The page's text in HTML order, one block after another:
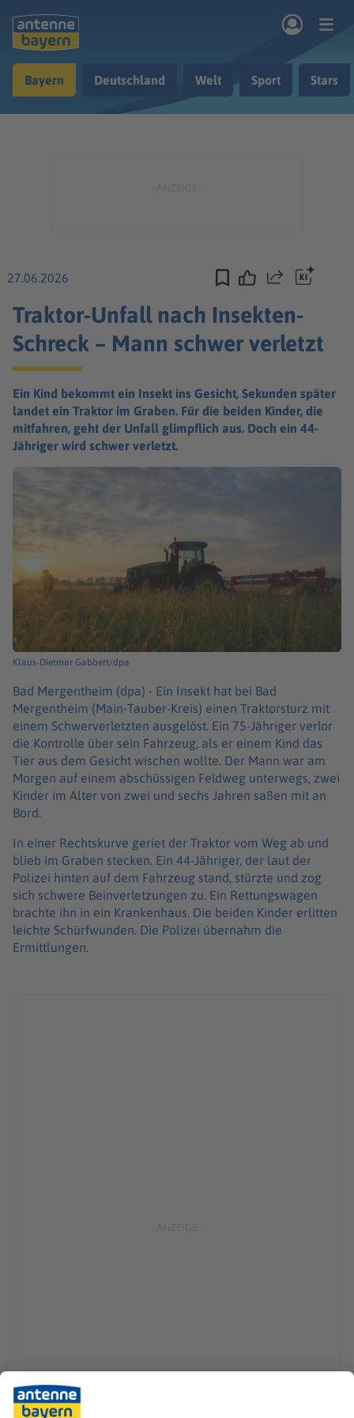
Musik & Radio
Bayern Deutschland Welt Sport Stars
27.06.2026 Teilen
Traktor-Unfall nach Insekten-
Schreck – Mann schwer verletzt
Ein Kind bekommt ein Insekt ins Gesicht, Sekunden später
landet ein Traktor im Graben. Für die beiden Kinder, die
mitfahren, geht der Unfall glimpflich aus. Doch ein 44-
Jähriger wird schwer verletzt.
Klaus-Dietmar Gabbert/dpa
Bad Mergentheim (dpa) - Ein Insekt hat bei Bad
Mergentheim (Main-Tauber-Kreis) einen Traktorsturz mit
einem Schwerverletzten ausgelöst. Ein 75-Jähriger verlor
die Kontrolle über sein Fahrzeug, als er einem Kind das
Tier aus dem Gesicht wischen wollte. Der Mann war am
Morgen auf einem abschüssigen Feldweg unterwegs, zwei
Kinder im Alter von zwei und sechs Jahren saßen mit an
Bord.
In einer Rechtskurve geriet der Traktor vom Weg ab und
blieb im Graben stecken. Ein 44-Jähriger, der laut der
Polizei hinten auf dem Fahrzeug stand, stürzte und zog
sich schwere Beinverletzungen zu. Ein Rettungswagen
brachte ihn in ein Krankenhaus. Die beiden Kinder erlitten
leichte Schürfwunden. Die Polizei übernahm die
Ermittlungen.